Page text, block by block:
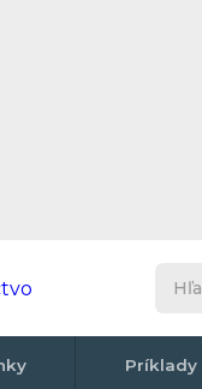
Príklady